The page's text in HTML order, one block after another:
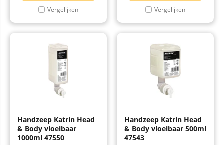
Vergelijken Vergelijken
Handzeep Katrin Head
& Body vloeibaar
1000ml 47550
Handzeep Katrin Head
& Body vloeibaar 500ml
47543